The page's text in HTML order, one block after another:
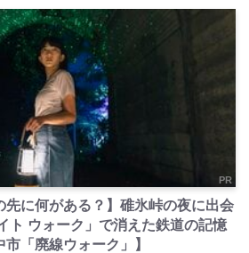
PR
先に何がある？】碓氷峠の夜に出会
ト ウォーク」で消えた鉄道の記憶
「廃線ウォーク」】